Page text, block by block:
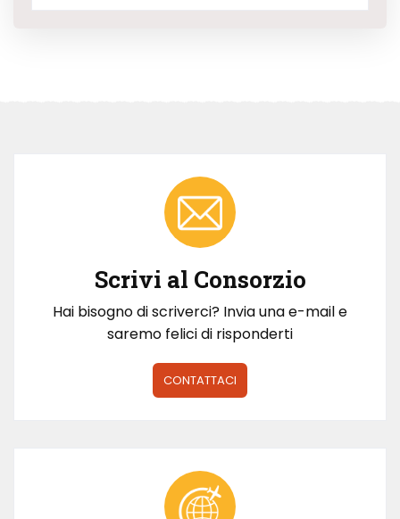
Scrivi al Consorzio
Hai bisogno di scriverci? Invia una e-mail e
saremo felici di risponderti
CONTATTACI